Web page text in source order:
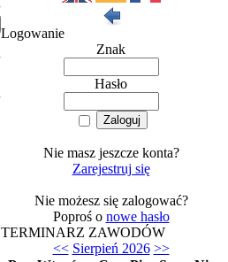
Logowanie
Znak
Hasło
Nie masz jeszcze konta?
Zarejestruj się
Nie możesz się zalogować?
Poproś o nowe hasło
TERMINARZ ZAWODÓW
<< Sierpień 2026 >>